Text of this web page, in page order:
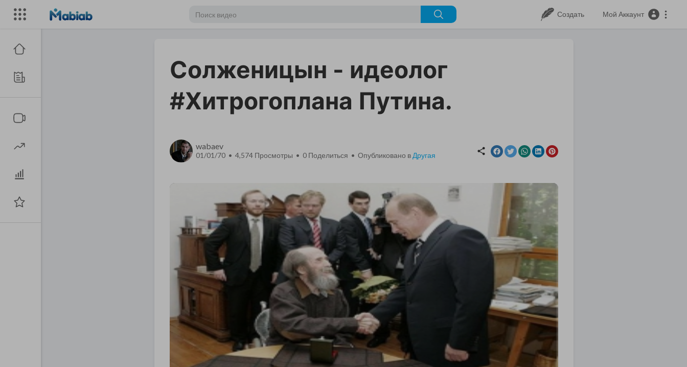
Создать Мой Аккаунт
Солженицын - идеолог
#Хитрогоплана Путина.
wabaev
01/01/70 • 4,574 Просмотры • 0 Поделиться • Опубликовано в Другая